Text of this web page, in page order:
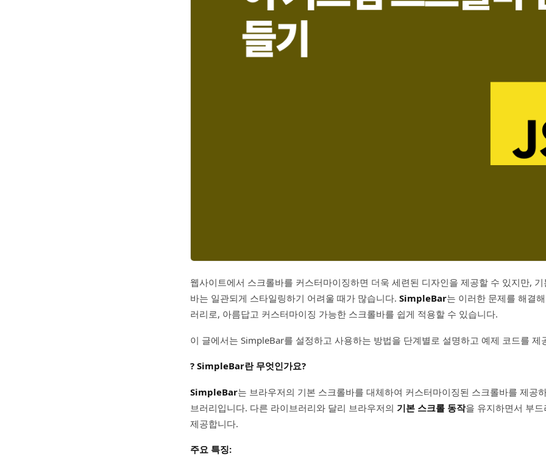
웹사이트에서 스크롤바를 커스터마이징하면 더욱 세련된 디자인을 제공할 수 있지만,
바는 일관되게 스타일링하기 어려울 때가 많습니다. SimpleBar는 이러한 문제를 해결
러리로, 아름답고 커스터마이징 가능한 스크롤바를 쉽게 적용할 수 있습니다.
이 글에서는 SimpleBar를 설정하고 사용하는 방법을 단계별로 설명하고 예제 코드를 제
? SimpleBar란 무엇인가요?
SimpleBar는 브라우저의 기본 스크롤바를 대체하여 커스터마이징된 스크롤바를 제공
브러리입니다. 다른 라이브러리와 달리 브라우저의 기본 스크롤 동작을 유지하면서 부
제공합니다.
주요 특징: